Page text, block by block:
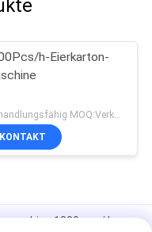
h-Eierkarton-
Verhandlungsfähig MOQ:Verkäuflich
KONTAKT
1800pcs / h